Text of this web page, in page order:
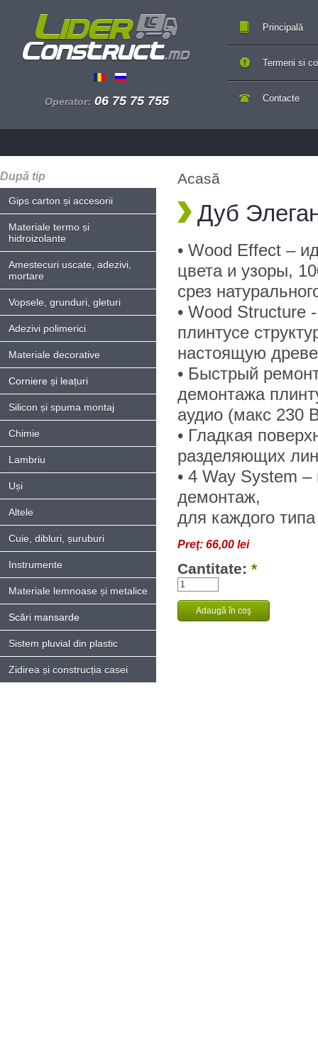
Operator: 06 75 75 755
Principală
Contacte
Termeni si
După tip
Gips carton și accesorii
Materiale termo și
hidroizolante
Amestecuri uscate, adezivi,
mortare
Vopsele, grunduri, gleturi
Adezivi polimerici
Materiale decorative
Corniere și leațuri
Silicon și spuma montaj
Chimie
Lambriu
Uși
Altele
Cuie, dibluri, șuruburi
Instrumente
Materiale lemnoase și metalice
Scări mansarde
Sistem pluvial din plastic
Zidirea și construcția casei
Acasă
Дуб
• Wood Effect –
цвета и узоры,
срез
• Wood Structure
плинтусе
настоящую
• Быстрый
демонтажа
аудио (макс 230
• Гладкая
разделяющих
• 4 Way System
демонтаж,
для каждого
Preţ: 66,00 lei
Cantitate: *